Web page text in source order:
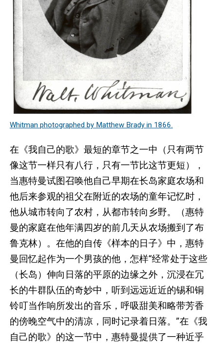
Whitman photographed by Matthew Brady in 1866.
在《我自己的歌》最短的章节之一中（只有两节
像这节一样只有八行，只有一节比这节更短），
当惠特曼试图召唤他自己早期在长岛家庭农场和
他后来参观的祖父在附近的农场的童年记忆时，
他从城市转向了农村，从都市转向乡野。（惠特
曼的家庭在他年满四岁的前几天从农场搬到了布
鲁克林）。在他的自传《样本的日子》中，惠特
曼回忆起作为一个男孩的他，怎样“经常处于这些
（长岛）伸向日落的平原的边缘之外，沉浸在冗
长的牛群队伍的奇妙中，听到远远近近的锡和铜
铃叮当作响所发出的音乐，呼吸甜美和略带芳香
的傍晚空气中的清凉，同时记录着日落。”在《我
自己的歌》的这一节中，惠特曼提供了一种近乎